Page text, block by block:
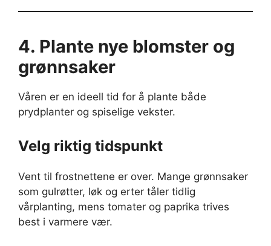
4. Plante nye blomster og
grønnsaker
Våren er en ideell tid for å plante både
prydplanter og spiselige vekster.
Velg riktig tidspunkt
Vent til frostnettene er over. Mange grønnsaker
som gulrøtter, løk og erter tåler tidlig
vårplanting, mens tomater og paprika trives
best i varmere vær.